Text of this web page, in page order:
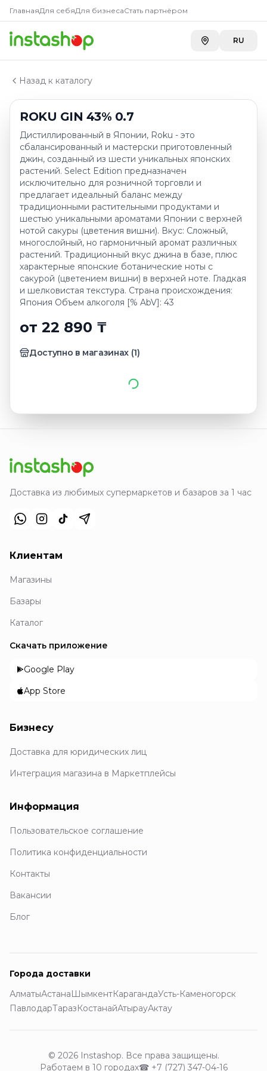
ГлавнаяДля себяДля бизнесаСтать партнёром
RU
Назад к каталогу
ROKU GIN 43% 0.7
Дистиллированный в Японии, Roku - это
сбалансированный и мастерски приготовленный
джин, созданный из шести уникальных японских
растений. Select Edition предназначен
исключительно для розничной торговли и
предлагает идеальный баланс между
традиционными растительными продуктами и
шестью уникальными ароматами Японии с верхней
нотой сакуры (цветения вишни). Вкус: Сложный,
многослойный, но гармоничный аромат различных
растений. Традиционный вкус джина в базе, плюс
характерные японские ботанические ноты с
сакурой (цветением вишни) в верхней ноте. Гладкая
и шелковистая текстура. Страна происхождения:
Япония Объем алкоголя [% AbV]: 43
от 22 890 ₸
Доступно в магазинах (1)
Главная
Каталог
Джин
ROKU GIN 43% 0.7
КупитьROKU GIN 43% 0.7
Доставка из любимых супермаркетов и базаров за 1 час
Клиентам
Магазины
Базары
Каталог
Скачать приложение
Google Play
App Store
Бизнесу
Доставка для юридических лиц
Интеграция магазина в Маркетплейсы
Информация
Пользовательское соглашение
Политика конфиденциальности
Контакты
Вакансии
Блог
Города доставки
АлматыАстанаШымкентКарагандаУсть-Каменогорск
ПавлодарТаразКостанайАтырауАктау
© 2026 Instashop. Все права защищены.
Работаем в 10 городах☎ +7 (727) 347-04-16